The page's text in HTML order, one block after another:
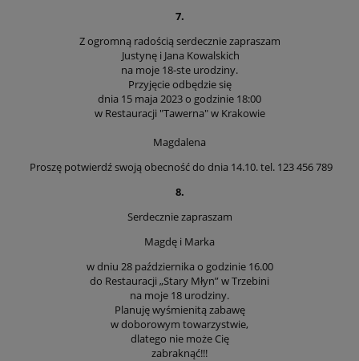
7.
Z ogromną radością serdecznie zapraszam
Justynę i Jana Kowalskich
na moje 18-ste urodziny.
Przyjęcie odbędzie się
dnia 15 maja 2023 o godzinie 18:00
w Restauracji "Tawerna" w Krakowie
Magdalena
Proszę potwierdź swoją obecność do dnia 14.10. tel. 123 456 789
8.
Serdecznie zapraszam
Magdę i Marka
w dniu 28 października o godzinie 16.00
do Restauracji „Stary Młyn” w Trzebini
na moje 18 urodziny.
Planuję wyśmienitą zabawę
w doborowym towarzystwie,
dlatego nie może Cię
zabraknąć!!!